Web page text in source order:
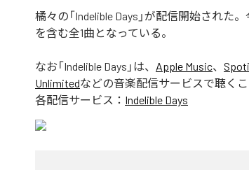
橘々の「Indelible Days」が配信開始された
を含む全1曲となっている。
なお「Indelible Days 」は、 Apple Music、
Unlimitedなどの音楽配信サービスで聴くこ
各配信サービス： Indelible Days